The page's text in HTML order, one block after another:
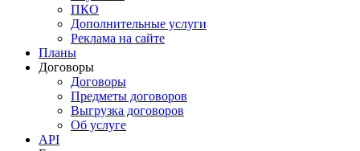
ПКО
Дополнительные услуги
Реклама на сайте
Планы
Договоры
Договоры
Предметы договоров
Выгрузка договоров
Об услуге
API